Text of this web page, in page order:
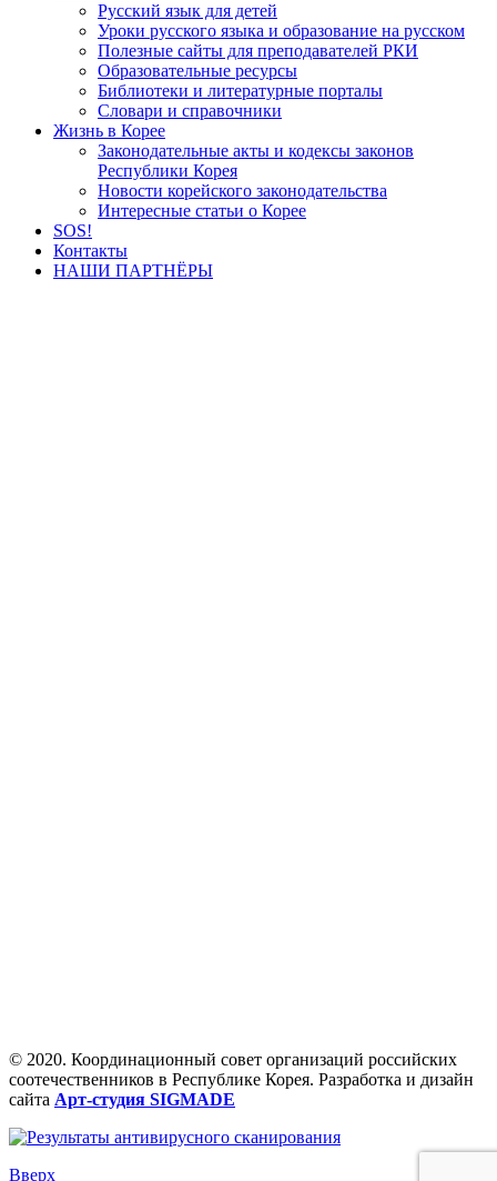
Русский язык для детей
Уроки русского языка и образование на русском
Полезные сайты для преподавателей РКИ
Образовательные ресурсы
Библиотеки и литературные порталы
Словари и справочники
Жизнь в Корее
Законодательные акты и кодексы законов
Республики Корея
Новости корейского законодательства
Интересные статьи о Корее
SOS!
Контакты
НАШИ ПАРТНЁРЫ
© 2020. Координационный совет организаций российских
соотечественников в Республике Корея. Разработка и дизайн
сайта Арт-студия SIGMADE
Вверх